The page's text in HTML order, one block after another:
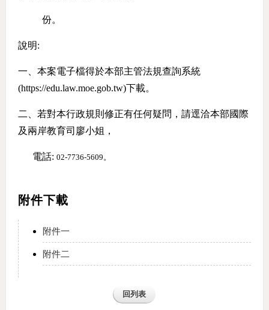
份。
說明:
一、本案電子檔得於本部主管法規查詢系統
(https://edu.law.moe.gob.tw)下載。
二、若對本行政規則修正有任何疑問，請逕洽本部國際
及兩岸教育司廖小姐，
電話: 02-7736-5609。
附件下載
附件一
附件二
回列表